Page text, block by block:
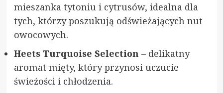
mieszanka tytoniu i cytrusów, idealna dla
tych, którzy poszukują odświeżających nut
owocowych.
Heets Turquoise Selection – delikatny
aromat mięty, który przynosi uczucie
świeżości i chłodzenia.